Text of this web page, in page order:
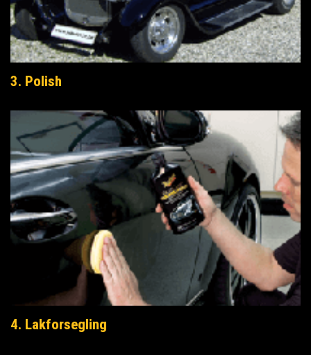
3. Polish
4. Lakforsegling